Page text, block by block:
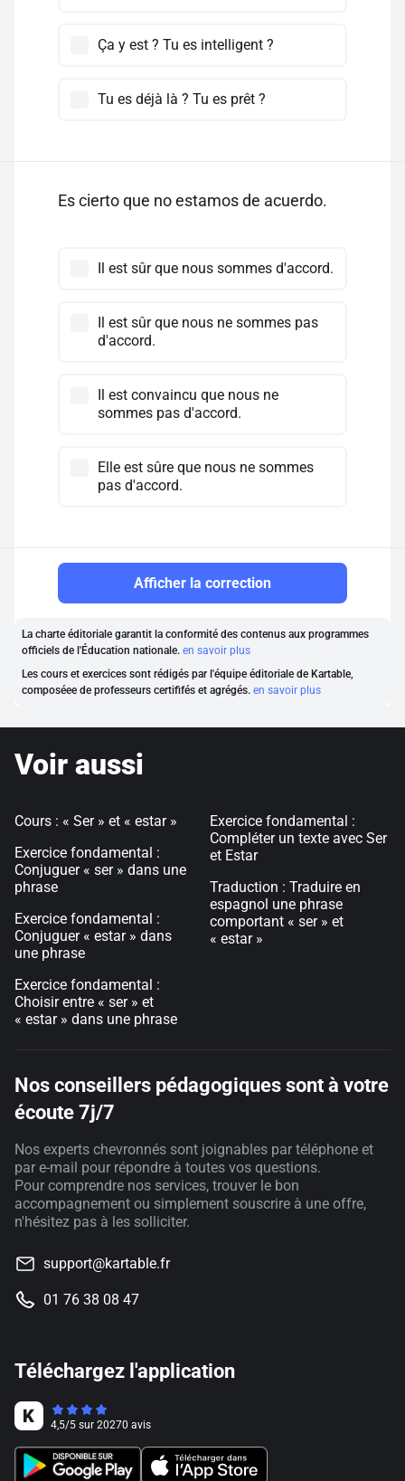
Ça y est ? Tu es intelligent ?
Tu es déjà là ? Tu es prêt ?
Es cierto que no estamos de acuerdo.
Il est sûr que nous sommes d'accord.
Il est sûr que nous ne sommes pas
d'accord.
Il est convaincu que nous ne
sommes pas d'accord.
Elle est sûre que nous ne sommes
pas d'accord.
Afficher la correction
La charte éditoriale garantit la conformité des contenus aux programmes
officiels de l'Éducation nationale. en savoir plus
Les cours et exercices sont rédigés par l'équipe éditoriale de Kartable,
composéee de professeurs certififés et agrégés. en savoir plus
Voir aussi
Cours : « Ser » et « estar »
Exercice fondamental :
Conjuguer « ser » dans une
phrase
Exercice fondamental :
Conjuguer « estar » dans
une phrase
Exercice fondamental :
Choisir entre « ser » et
« estar » dans une phrase
Exercice fondamental :
Compléter un texte avec Ser
et Estar
Traduction : Traduire en
espagnol une phrase
comportant « ser » et
« estar »
Nos conseillers pédagogiques sont à votre
écoute 7j/7
Nos experts chevronnés sont joignables par téléphone et
par e-mail pour répondre à toutes vos questions.
Pour comprendre nos services, trouver le bon
accompagnement ou simplement souscrire à une offre,
n'hésitez pas à les solliciter.
support@kartable.fr
01 76 38 08 47
Téléchargez l'application
4,5/5 sur 20270 avis